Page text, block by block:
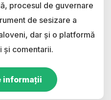
procesul de guvernare
de sesizare a
dar și o platformă
și comentarii.
informații